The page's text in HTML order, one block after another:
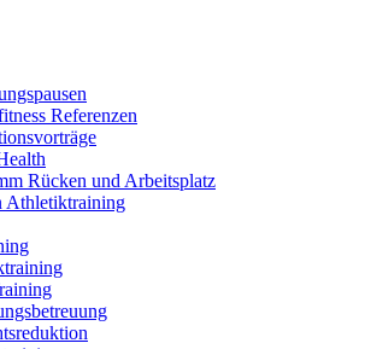
Referenzen
Rücken und Arbeitsplatz
Athletiktraining